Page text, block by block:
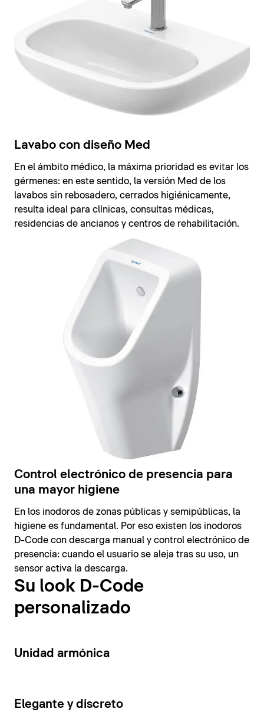
Lavabo con diseño Med
En el ámbito médico, la máxima prioridad es evitar los
gérmenes: en este sentido, la versión Med de los
lavabos sin rebosadero, cerrados higiénicamente,
resulta ideal para clínicas, consultas médicas,
residencias de ancianos y centros de rehabilitación.
Control electrónico de presencia para
una mayor higiene
En los inodoros de zonas públicas y semipúblicas, la
higiene es fundamental. Por eso existen los inodoros
D-Code con descarga manual y control electrónico de
presencia: cuando el usuario se aleja tras su uso, un
sensor activa la descarga.
Su look D-Code
personalizado
14
Unidad armónica
15
Elegante y discreto